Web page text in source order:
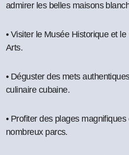
admirer les belles maisons
• Visiter le Musée Historique et
Arts.
• Déguster des mets
culinaire cubaine.
• Profiter des plages
nombreux parcs.